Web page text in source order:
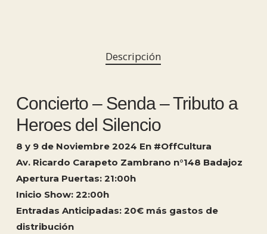
Descripción
Concierto – Senda – Tributo a
Heroes del Silencio
8 y 9 de Noviembre 2024 En #OffCultura
Av. Ricardo Carapeto Zambrano n°148 Badajoz
Apertura Puertas: 21:00h
Inicio Show: 22:00h
Entradas Anticipadas: 20€ más gastos de
distribución